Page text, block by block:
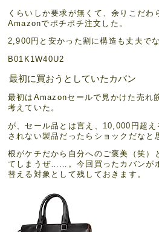
くらいしか要求が無くて、余りこだわ
Amazonでポチポチ注文した。
2,900円と安かった割に構造も丈夫で
B01K1W40U2
最初に買おうとしていたカバン
最初はAmazonセールで見かけた売れ
考えていた。
が、セール品とは言え、10,000円超え
されない製品だったらショックだなと
根がケチだから自分へのご褒美（笑）
てしまうぜ……。今回買ったカバンが
替える対象として残しておきます。